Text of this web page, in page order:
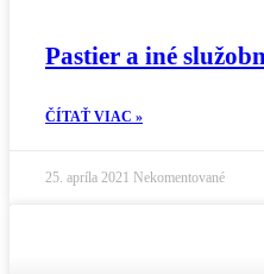
Pastier a iné
ČÍTAŤ VIAC »
25. apríla 2021 Nekomentované